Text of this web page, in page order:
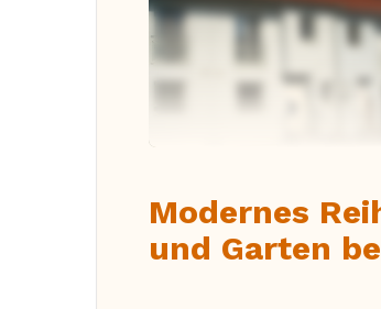
Modernes
und Garten